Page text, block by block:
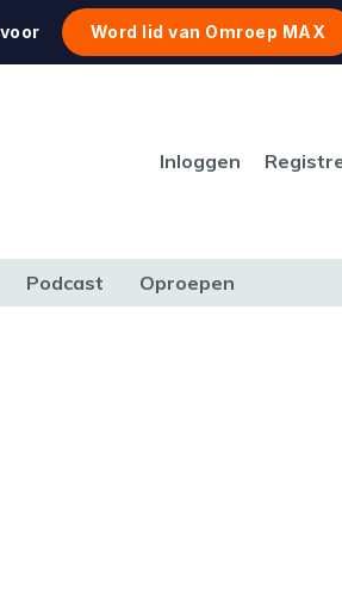
Word lid van Omroep MAX
Inloggen
Podcast Oproepen